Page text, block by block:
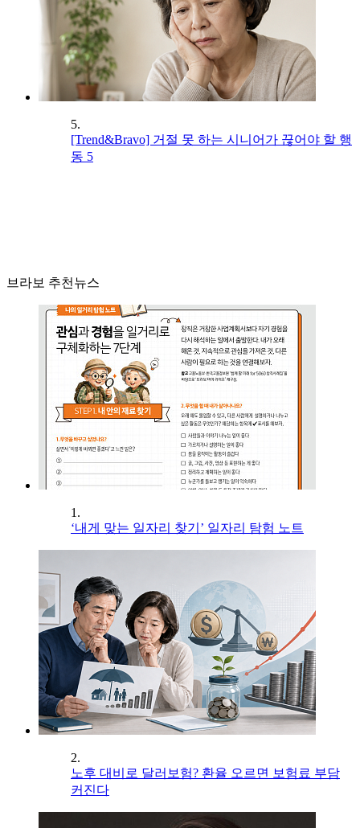
5.
[Trend&Bravo] 거절 못 하는 시니어가 끊어야 할 행
동 5
브라보 추천뉴스
1.
‘내게 맞는 일자리 찾기’ 일자리 탐험 노트
2.
노후 대비로 달러보험? 환율 오르면 보험료 부담
커진다